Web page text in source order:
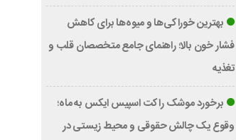
بهترین خوراکی‌ها و میوه‌ها برای کاهش
فشار خون بالا؛ راهنمای جامع متخصصان قلب و
تغذیه
برخورد موشک راکت اسپیس ایکس به ماه؛
وقوع یک چالش حقوقی و محیط زیستی در